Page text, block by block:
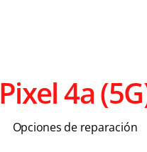
Pixel 4a
Opciones de reparación